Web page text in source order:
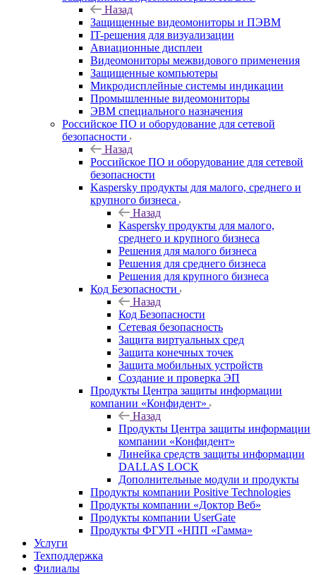
Назад
Защищенные видеомониторы и ПЭВМ
IT-решения для визуализации
Авиационные дисплеи
Видеомониторы межвидового применения
Защищенные компьютеры
Микродисплейные системы индикации
Промышленные видеомониторы
ЭВМ специального назначения
Российское ПО и оборудование для сетевой
безопасности
Назад
Российское ПО и оборудование для сетевой
безопасности
Kaspersky продукты для малого, среднего и
крупного бизнеса
Назад
Kaspersky продукты для малого,
среднего и крупного бизнеса
Решения для малого бизнеса
Решения для среднего бизнеса
Решения для крупного бизнеса
Код Безопасности
Назад
Код Безопасности
Сетевая безопасность
Защита виртуальных сред
Защита конечных точек
Защита мобильных устройств
Создание и проверка ЭП
Продукты Центра защиты информации
компании «Конфидент»
Назад
Продукты Центра защиты информации
компании «Конфидент»
Линейка средств защиты информации
DALLAS LOCK
Дополнительные модули и продукты
Продукты компании Positive Technologies
Продукты компании «Доктор Веб»
Продукты компании UserGate
Продукты ФГУП «НПП «Гамма»
Услуги
Техподдержка
Филиалы